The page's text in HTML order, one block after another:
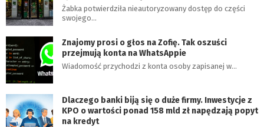
Żabka potwierdziła nieautoryzowany dostęp do części
swojego…
Znajomy prosi o głos na Zofię. Tak oszuści
przejmują konta na WhatsAppie
Wiadomość przychodzi z konta osoby zapisanej w…
Dlaczego banki biją się o duże firmy. Inwestycje z
KPO o wartości ponad 158 mld zł napędzają popyt
na kredyt